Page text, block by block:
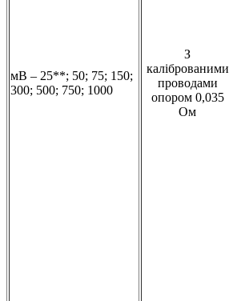
мВ – 25**; 50; 75; 150;
300; 500; 750; 1000
З
каліброваними
проводами
опором 0,035
Ом